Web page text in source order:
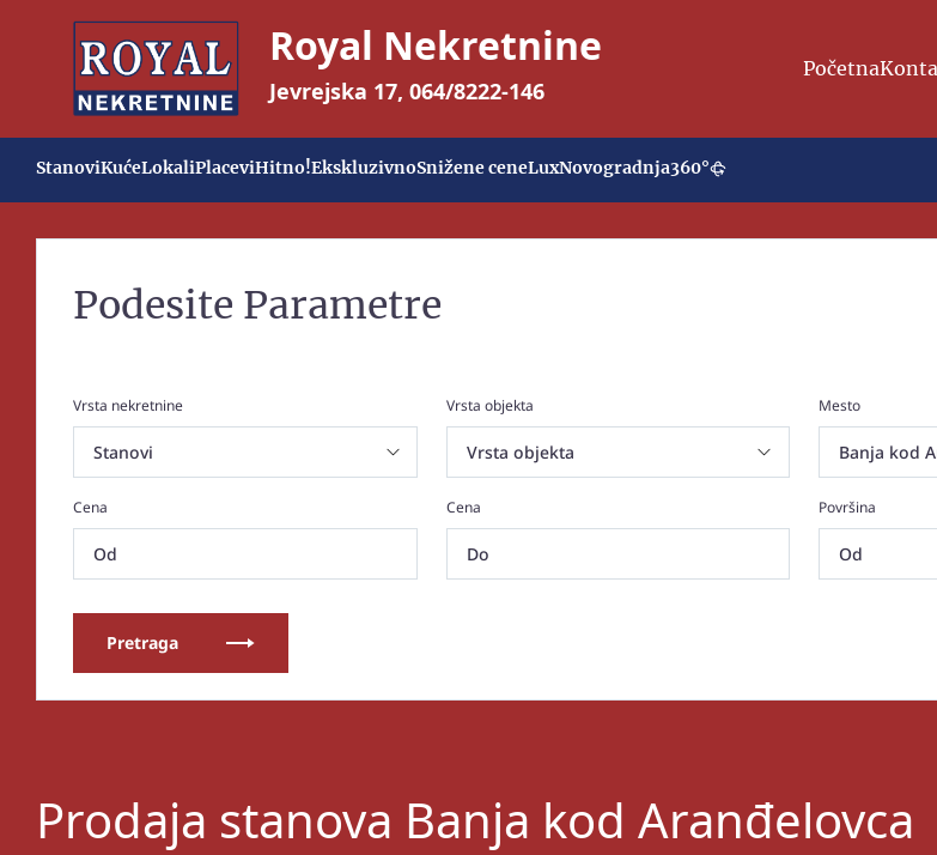
Royal Nekretnine
Jevrejska 17, 064/8222-146
Početna
StanoviKućeLokaliPlaceviHitno!EkskluzivnoSnižene ceneLuxNovogradnja360°
Podesite Parametre
Vrsta nekretnine Vrsta objekta Mesto
Cena Cena Površina
Pretraga
Prodaja stanova Banja kod Aranđelovca